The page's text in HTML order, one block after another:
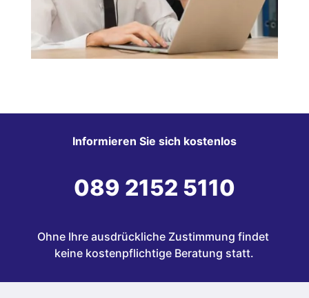
Informieren Sie sich kostenlos
089 2152 5110
Ohne Ihre ausdrückliche Zustimmung findet
keine kostenpflichtige Beratung statt.